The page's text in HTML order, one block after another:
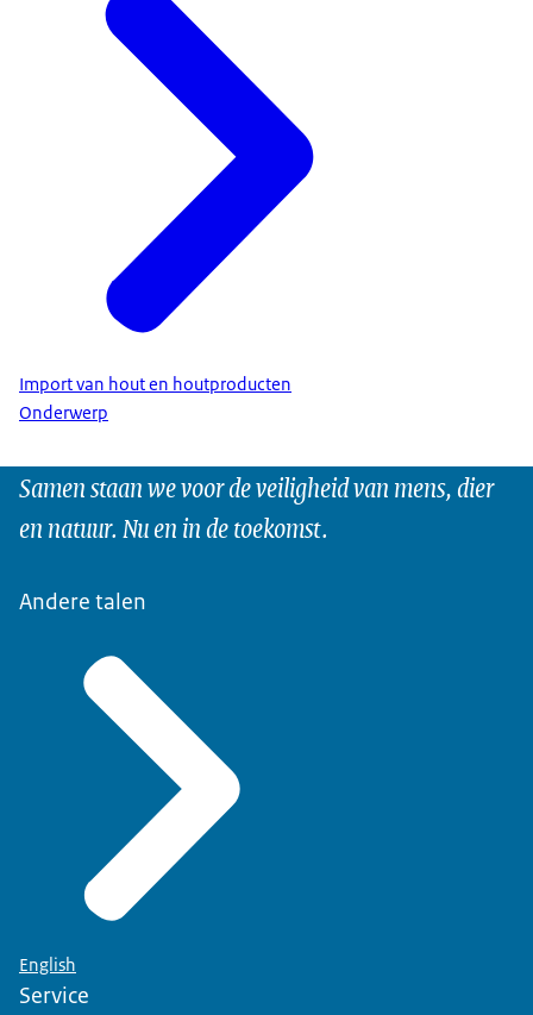
Import van hout en houtproducten
Onderwerp
Samen staan we voor de veiligheid van mens, dier
en natuur. Nu en in de toekomst.
Andere talen
English
Service